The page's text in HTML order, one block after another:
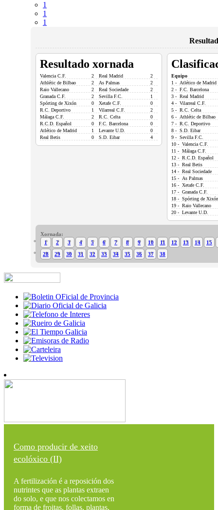
1
1
1
Resultado xornada
Valencia C.F. 2 Real Madrid
2
Athlétic de Bilbao
2 As Palmas
2
Raio Vallecano
2 Real Sociedade
2
Granada C.F.
2 Sevilla F.C.
1
Spórting de Xixón
0 Xetafe C.F.
0
R.C. Deportivo
1 Vilarreal C.F.
2
Málaga C.F.
2 R.C. Celta
0
R.C.D. Español
0 F.C. Barcelona
0
Atlético de Madrid
1 Levante U.D.
0
Real Betis
0 S.D. Eibar 4
Equipo
1 - Atlético de Madrid
2 - F.C. Barcelona
3 - Real Madrid
4 - Vilarreal C.F.
5 - R.C. Celta
6 - Athlétic de Bilbao
7 - R.C. Deportivo
8 - S.D. Eibar
9 - Sevilla F.C.
10 - Valencia C.F.
11 - Málaga C.F.
12 - R.C.D. Español
13 - Real Betis
14 - Real Sociedade
15 - As Palmas
16 - Xetafe C.F.
17 - Granada C.F.
18 - Spórting de Xixón
19 - Raio Vallecano
20 - Levante U.D.
Xornada:
1
2 3 4 5 6 7 8 9 10 11 12 13 14
15
28
29 30 31 32 33 34 35 36 37 38
Como producir de xeito
ecolóxico (II)
A fertilización é a reposición dos
nutrintes que as plantas extraen
do solo, e que nos colectamos en
forma de froitas, follas, plantas,